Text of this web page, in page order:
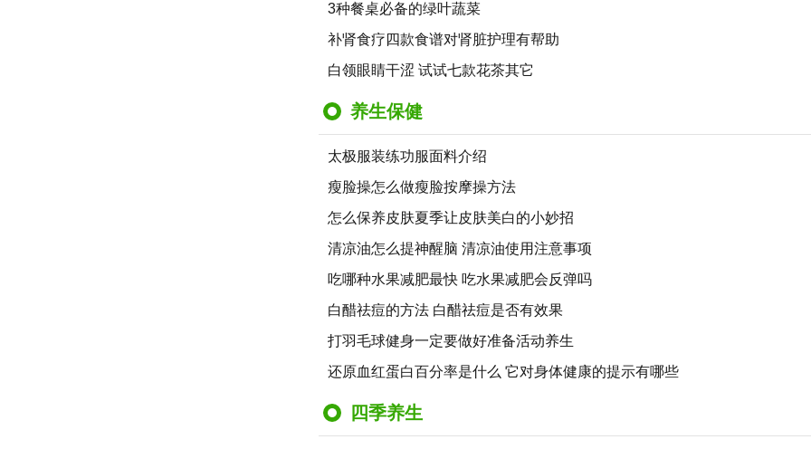
3种餐桌必备的绿叶蔬菜
补肾食疗四款食谱对肾脏护理有帮助
白领眼睛干涩 试试七款花茶其它
养生保健
太极服装练功服面料介绍
瘦脸操怎么做瘦脸按摩操方法
怎么保养皮肤夏季让皮肤美白的小妙招
清凉油怎么提神醒脑 清凉油使用注意事项
吃哪种水果减肥最快 吃水果减肥会反弹吗
白醋祛痘的方法 白醋祛痘是否有效果
打羽毛球健身一定要做好准备活动养生
还原血红蛋白百分率是什么 它对身体健康的提示有哪些
四季养生